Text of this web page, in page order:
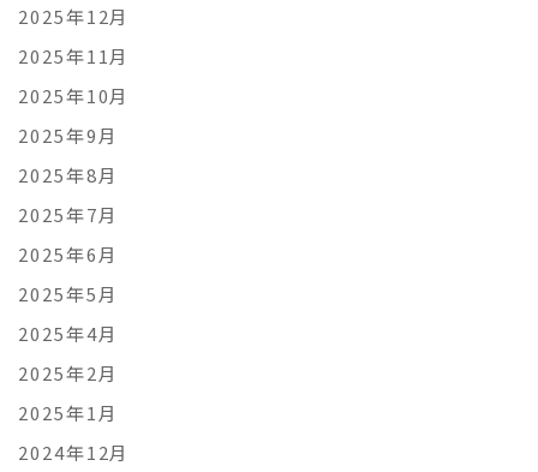
2025年12月
2025年11月
2025年10月
2025年9月
2025年8月
2025年7月
2025年6月
2025年5月
2025年4月
2025年2月
2025年1月
2024年12月